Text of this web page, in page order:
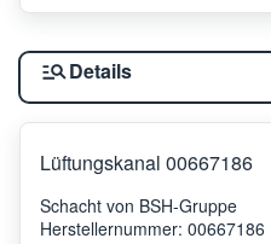
Details
Lüftungskanal 00667186
Schacht von BSH-Gruppe
Herstellernummer: 00667186